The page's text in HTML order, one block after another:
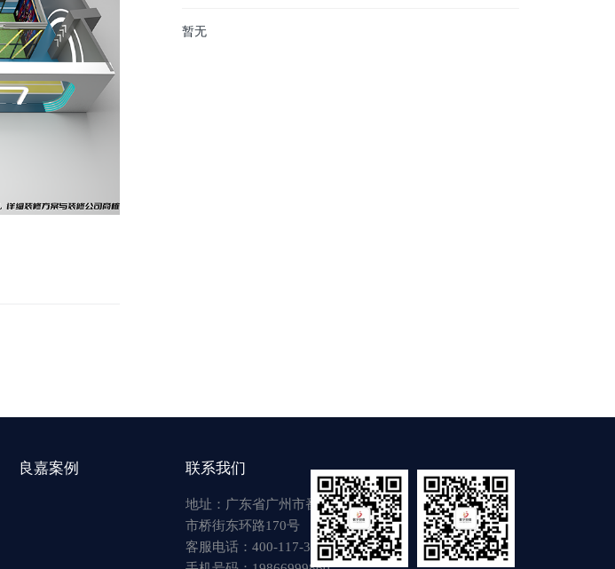
暂无
良嘉案例 联系我们
地址：广东省广州市番禺区
市桥街东环路170号
客服电话：400-117-3917